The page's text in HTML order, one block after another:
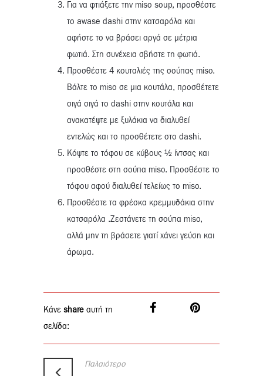
Για να φτιάξετε την miso soup, προσθέστε
το awase dashi στην κατσαρόλα και
αφήστε το να βράσει αργά σε μέτρια
φωτιά. Στη συνέχεια σβήστε τη φωτιά.
Προσθέστε 4 κουταλιές της σούπας miso.
Βάλτε το miso σε μια κουτάλα, προσθέτετε
σιγά σιγά το dashi στην κουτάλα και
ανακατέψτε με ξυλάκια να διαλυθεί
εντελώς και το προσθέτετε στο dashi.
Kόψτε το τόφου σε κύβους ½ ίντσας και
προσθέστε στη σούπα miso. Προσθέστε το
τόφου αφού διαλυθεί τελείως το miso.
Προσθέστε τα φρέσκα κρεμμυδάκια στην
κατσαρόλα .Ζεστάνετε τη σούπα miso,
αλλά μην τη βράσετε γιατί χάνει γεύση και
άρωμα.
Κάνε share αυτή τη
σελίδα:
Παλαιότερο